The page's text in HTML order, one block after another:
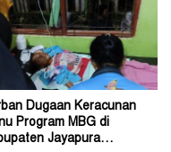
Dugaan Keracunan
Program MBG di
Jayapura